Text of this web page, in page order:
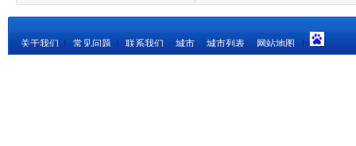
关于我们 常见问题 联系我们 城市 城市列表 网站地图